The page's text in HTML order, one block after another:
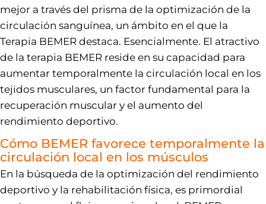
mejor a través del prisma de la optimización de la
circulación sanguínea, un ámbito en el que la
Terapia BEMER destaca. Esencialmente. El atractivo
de la terapia BEMER reside en su capacidad para
aumentar temporalmente la circulación local en los
tejidos musculares, un factor fundamental para la
recuperación muscular y el aumento del
rendimiento deportivo.
Cómo BEMER favorece temporalmente la
circulación local en los músculos
En la búsqueda de la optimización del rendimiento
deportivo y la rehabilitación física, es primordial